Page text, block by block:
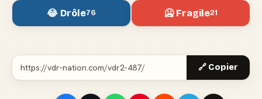
😂 Drôle76 🥶 Fragile21
🔗 Copier